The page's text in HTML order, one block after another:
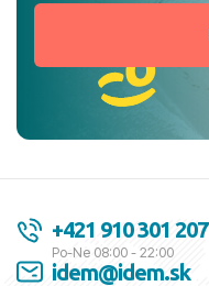
+421 910 301 207
Po-Ne 08:00 - 22:00
idem@idem.sk